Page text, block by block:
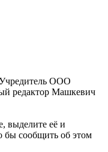
ООО
редактор Машкевич
выделите её и
сообщить об этом